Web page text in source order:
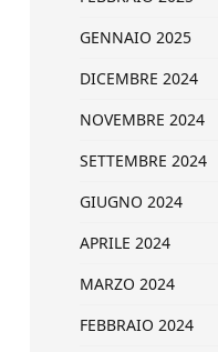
GENNAIO 2025
DICEMBRE 2024
NOVEMBRE 2024
SETTEMBRE 2024
GIUGNO 2024
APRILE 2024
MARZO 2024
FEBBRAIO 2024